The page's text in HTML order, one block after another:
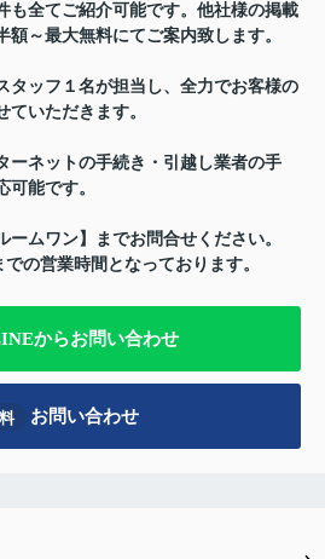
も全てご紹介可能です。他社様の掲載
～最大無料にてご案内致します。
タッフ１名が担当し、全力でお客様の
ていただきます。
ーネットの手続き・引越し業者の手
可能です。
ームワン】までお問合せください。
の営業時間となっております。
からお問い合わせ
お問い合わせ